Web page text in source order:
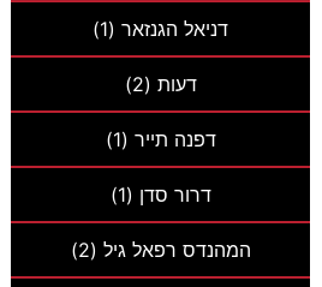
דניאל הגנזאר(1)
דעות (2)
דפנה תייר (1)
דרור סדן (1)
המהנדס רפאל גיל (2)